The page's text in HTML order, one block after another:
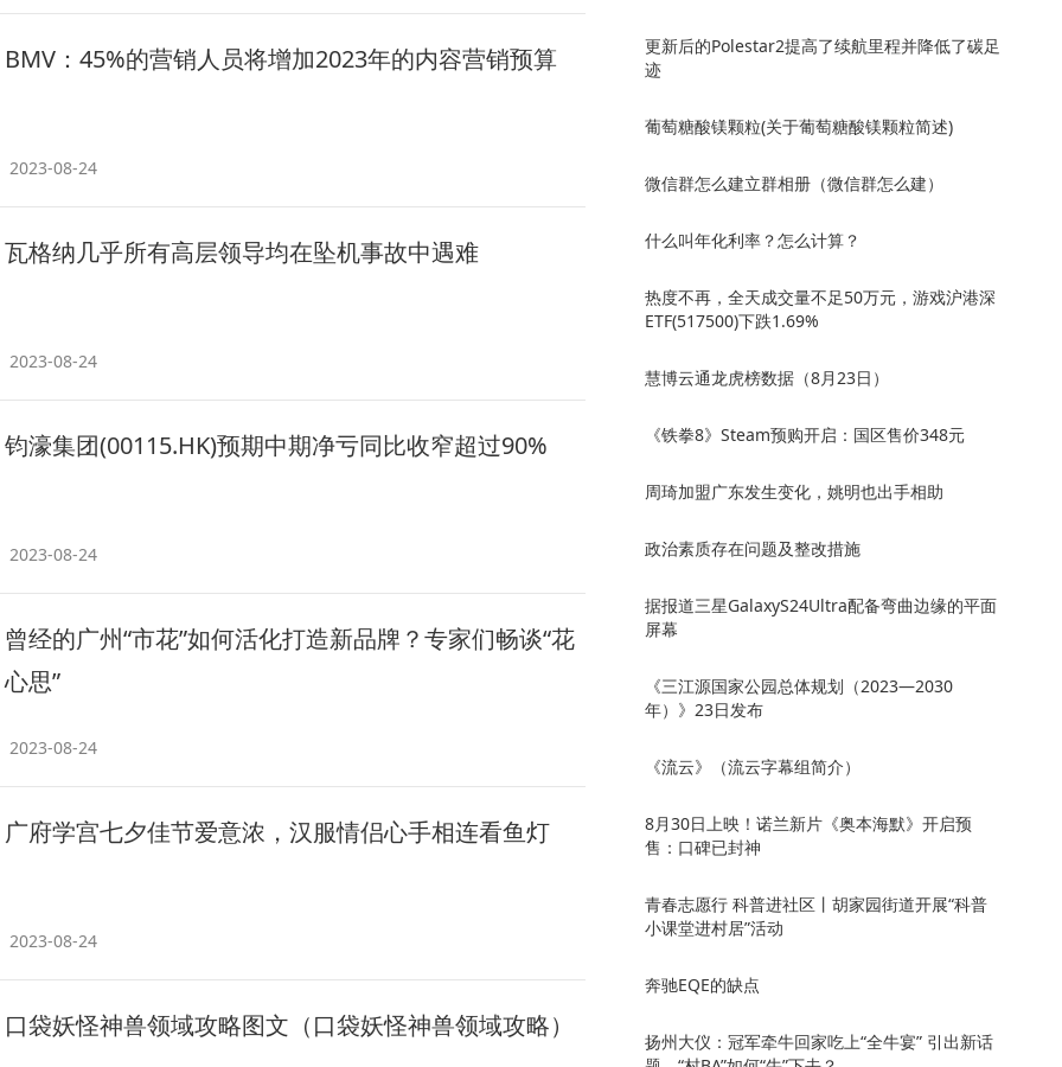
BMV：45%的营销人员将增加2023年的内容营销预算
2023-08-24
瓦格纳几乎所有高层领导均在坠机事故中遇难
2023-08-24
钧濠集团(00115.HK)预期中期净亏同比收窄超过90%
2023-08-24
曾经的广州“市花”如何活化打造新品牌？专家们畅谈“花
心思”
2023-08-24
广府学宫七夕佳节爱意浓，汉服情侣心手相连看鱼灯
2023-08-24
口袋妖怪神兽领域攻略图文（口袋妖怪神兽领域攻略）
更新后的Polestar2提高了续航里程并降低了碳足
迹
葡萄糖酸镁颗粒(关于葡萄糖酸镁颗粒简述)
微信群怎么建立群相册（微信群怎么建）
什么叫年化利率？怎么计算？
热度不再，全天成交量不足50万元，游戏沪港深
ETF(517500)下跌1.69%
慧博云通龙虎榜数据（8月23日）
《铁拳8》Steam预购开启：国区售价348元
周琦加盟广东发生变化，姚明也出手相助
政治素质存在问题及整改措施
据报道三星GalaxyS24Ultra配备弯曲边缘的平面
屏幕
《三江源国家公园总体规划（2023—2030
年）》23日发布
《流云》（流云字幕组简介）
8月30日上映！诺兰新片《奥本海默》开启预
售：口碑已封神
青春志愿行 科普进社区丨胡家园街道开展“科普
小课堂进村居”活动
奔驰EQE的缺点
扬州大仪：冠军牵牛回家吃上“全牛宴” 引出新话